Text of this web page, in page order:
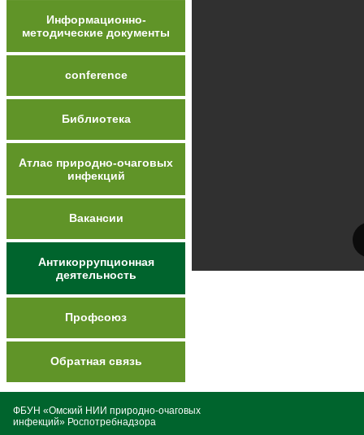
Информационно-
методические документы
conference
Библиотека
Атлас природно-очаговых
инфекций
Вакансии
Антикоррупционная
деятельность
Профсоюз
Обратная связь
ФБУН «Омский НИИ природно-очаговых
инфекций» Роспотребнадзора